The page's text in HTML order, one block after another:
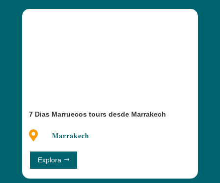
7 Dias Marruecos tours desde Marrakech
 Marrakech
Explora